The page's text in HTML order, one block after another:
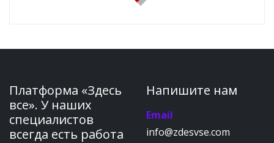
Платформа «Здесь
все». У наших
специалистов
всегда есть работа
Напишите нам
Email
info@zdesvse.com